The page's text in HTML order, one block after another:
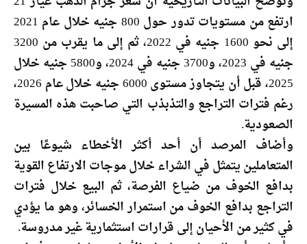
ارتفع من مستويات تدور حول 800 جنيه خلال عام 2021
إلى نحو 1600 جنيه في 2022، ثم إلى ما يقرب من 3200
جنيه في 2023، و3700 جنيه في 2024، و5800 جنيه خلال
2025، قبل أن يتجاوز مستوى 6000 جنيه خلال عام 2026،
رغم فترات التراجع والتذبذب التي صاحبت هذه المسيرة
الصعودية.
وأضاف المرصد أن أحد أكثر الأخطاء شيوعًا بين
المتعاملين يتمثل في الشراء خلال موجات الارتفاع القوية
بدافع الخوف من ضياع الفرصة، ثم البيع خلال فترات
التراجع بدافع الخوف من استمرار الخسائر، وهو ما يؤدي
في كثير من الأحيان إلى قرارات استثمارية غير مدروسة.